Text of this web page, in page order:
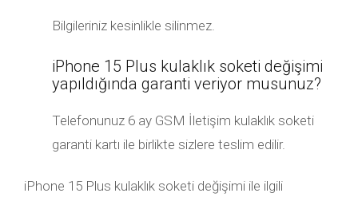
Bilgileriniz kesinlikle silinmez.
iPhone 15 Plus kulaklık soketi değişimi
yapıldığında garanti veriyor musunuz?
Telefonunuz 6 ay GSM İletişim kulaklık soketi
garanti kartı ile birlikte sizlere teslim edilir.
iPhone 15 Plus kulaklık soketi değişimi ile ilgili